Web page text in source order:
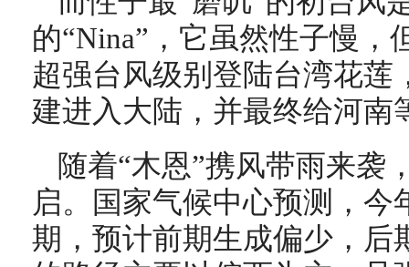
的“Nina”，它虽然性子慢，
超强台风级别登陆台湾花莲
建进入大陆，并最终给河南
随着“木恩”携风带雨来袭
启。国家气候中心预测，
期，预计前期生成偏少，后